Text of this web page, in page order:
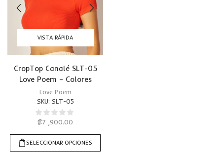
VISTA RÁPIDA
CropTop Canalé SLT-05
Love Poem – Colores
Love Poem
SKU: SLT-05
₡7 ,900.00
SELECCIONAR OPCIONES